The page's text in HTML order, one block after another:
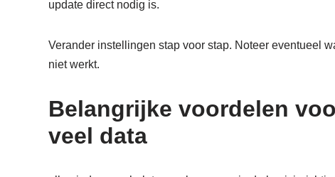
update direct nodig is.
Verander instellingen stap voor stap. Noteer eventueel
niet werkt.
Belangrijke voordelen
veel data